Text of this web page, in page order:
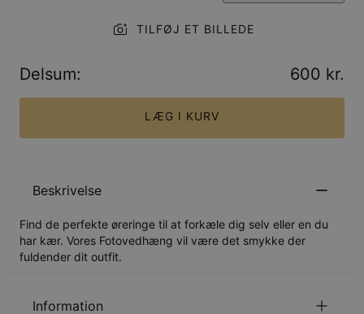
TILFØJ ET BILLEDE
Delsum: 600 kr.
LÆG I KURV
Beskrivelse
Find de perfekte øreringe til at forkæle dig selv eller en du
har kær. Vores Fotovedhæng vil være det smykke der
fuldender dit outfit.
Information